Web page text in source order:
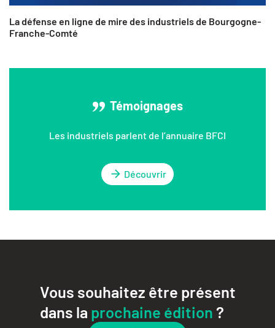
La défense en ligne de mire des industriels de Bourgogne-
Franche-Comté
Témoignages
Les industriels parlent de l’annuaire BFCI
Découvrir
Vous souhaitez être présent
dans la prochaine édition?